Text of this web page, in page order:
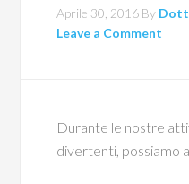
Aprile 30, 2016 By
Leave a Comment
Durante le nostre
divertenti, possiamo